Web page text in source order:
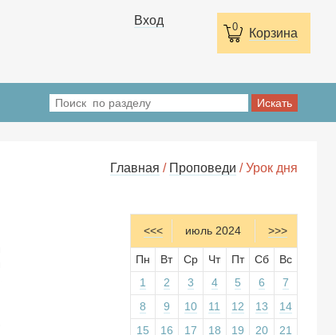
0 Корзина
Вход
Главная / Проповеди / Урок дня
<<< июль 2024 >>>
Пн Вт Ср Чт Пт Сб
Вс
1
2 3 4 5 6
7
8
9 10 11 12 13
14
15
16 17 18 19 20
21